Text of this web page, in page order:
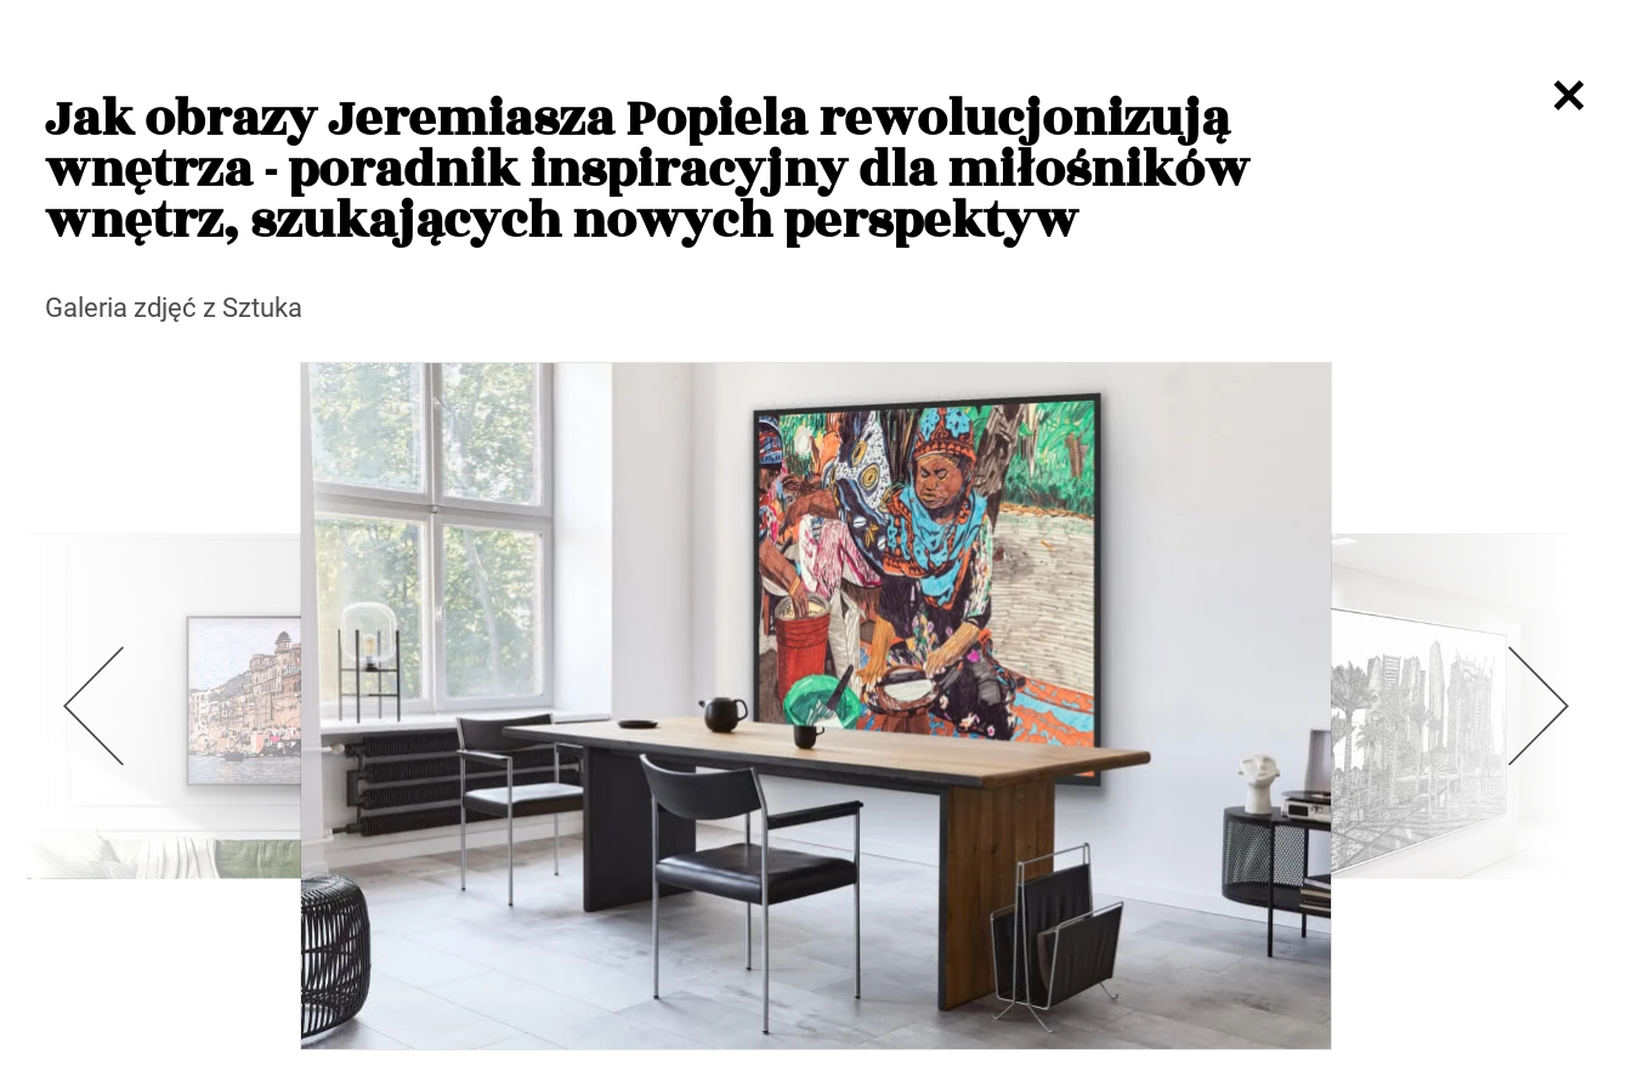
Jak obrazy Jeremiasza Popiela rewolucjonizują
wnętrza - poradnik inspiracyjny dla miłośników
wnętrz, szukających nowych perspektyw
Galeria zdjęć z Sztuka